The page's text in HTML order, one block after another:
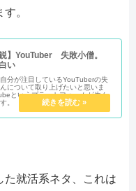
。
鋭】YouTuber 失敗小僧。
い
分が注目しているYouTuberの失
について取り上げたいと思いま
というプラットフォームが生ん
。
た就活系ネタ、これは